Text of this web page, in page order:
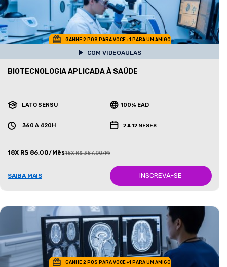
GANHE 2 POS PARA VOCE +1 PARA UM AMIGO
COM VIDEOAULAS
BIOTECNOLOGIA APLICADA À SAÚDE
LATO SENSU 100% EAD
360 A 420H 2 A 12 MESES
18X R$ 86,00/Mês18X R$ 387,00/Mês
SAIBA MAIS INSCREVA-SE
GANHE 2 POS PARA VOCE +1 PARA UM AMIGO